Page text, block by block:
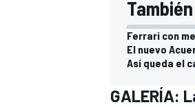
Ferrari con
El nuevo
Así queda el
GALERÍA: